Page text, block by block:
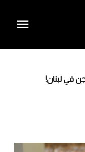
في لبنان!